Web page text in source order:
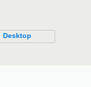
Desktop